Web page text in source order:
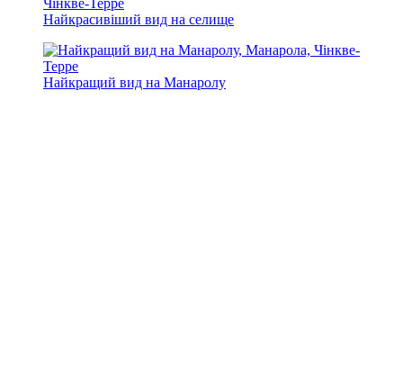
Найкрасивіший вид на селище
Найкращий вид на Манаролу